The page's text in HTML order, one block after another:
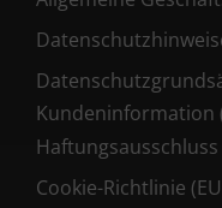
Kundeninformation
Haftungsausschluss
Cookie-Richtlinie